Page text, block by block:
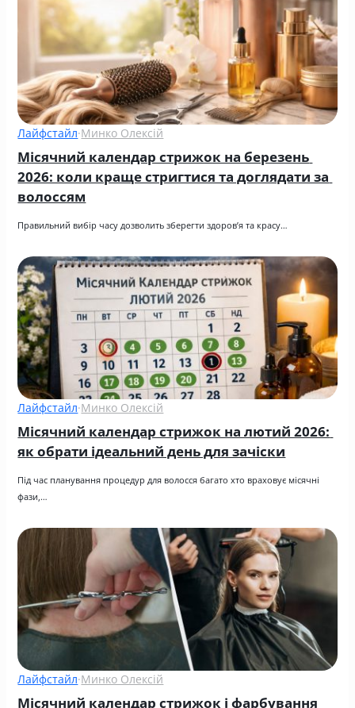
Лайфстайл·Минко Олексій
Місячний календар стрижок на березень
2026: коли краще стригтися та доглядати за
волоссям
Правильний вибір часу дозволить зберегти здоров’я та красу…
Лайфстайл·Минко Олексій
Місячний календар стрижок на лютий 2026:
як обрати ідеальний день для зачіски
Під час планування процедур для волосся багато хто враховує місячні
фази,…
Лайфстайл·Минко Олексій
Місячний календар стрижок і фарбування